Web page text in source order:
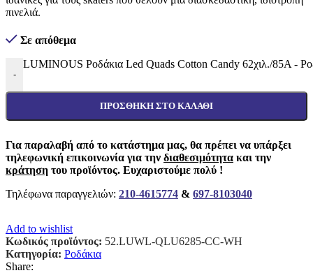
πινελιά.
Σε απόθεμα
-
LUMINOUS Ροδάκια Led Quads Cotton Candy 62χιλ./85A -
ΠΡΟΣΘΉΚΗ ΣΤΟ ΚΑΛΆΘΙ
Για παραλαβή από το κατάστημα μας, θα πρέπει να υπάρξει
τηλεφωνική επικοινωνία για την διαθεσιμότητα και την
κράτηση του προϊόντος. Ευχαριστούμε πολύ !
Τηλέφωνα παραγγελιών: 210-4615774 & 697-8103040
Add to wishlist
Κωδικός προϊόντος: 52.LUWL-QLU6285-CC-WH
Κατηγορία: Ροδάκια
Share: